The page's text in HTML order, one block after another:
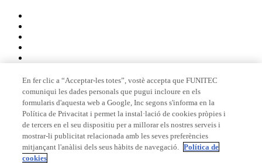
Membre de
Acreditacions
En fer clic a “Acceptar-les totes”, vostè accepta que FUNITEC
comuniqui les dades personals que pugui incloure en els
formularis d'aquesta web a Google, Inc segons s'informa en la
Política de Privacitat i permet la instal·lació de cookies pròpies i
de tercers en el seu dispositiu per a millorar els nostres serveis i
mostrar-li publicitat relacionada amb les seves preferències
mitjançant l'anàlisi dels seus hàbits de navegació. Política de
cookies